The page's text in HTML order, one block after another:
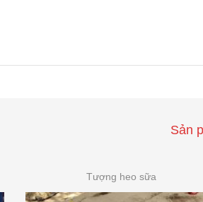
Sản
Tượng heo sữa